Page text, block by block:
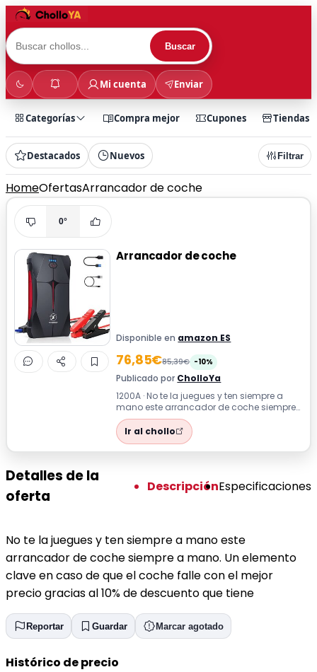
Buscar
Mi cuenta Enviar
Categorías Compra mejor Cupones Tiendas
Destacados Nuevos Filtrar
HomeOfertasArrancador de coche
0°
Arrancador de coche
Disponible en amazon ES
76,85€85,39€ -10%
Publicado por CholloYa
1200A · No te la juegues y ten siempre a
mano este arrancador de coche siempre
a mano. Un elemento clave en caso de q...
Ir al chollo
Detalles de la
oferta
DescripciónEspecificaciones
No te la juegues y ten siempre a mano este
arrancador de coche siempre a mano. Un elemento
clave en caso de que el coche falle con el mejor
precio gracias al 10% de descuento que tiene
Reportar Guardar Marcar agotado
Histórico de precio